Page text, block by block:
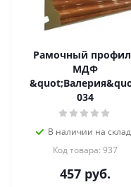
Рамочный
МДФ
034
В наличии на
Код товара: 937
457руб.